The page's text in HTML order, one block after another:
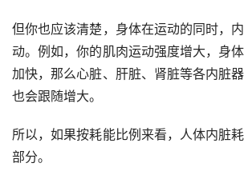
但你也应该清楚，身体在运动的同时，
动。例如，你的肌肉运动强度增大，身
加快，那么心脏、肝脏、肾脏等各内脏
也会跟随增大。
所以，如果按耗能比例来看，人体内脏
部分。